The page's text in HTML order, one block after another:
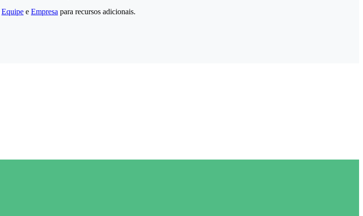
Equipe e Empresa para recursos adicionais.